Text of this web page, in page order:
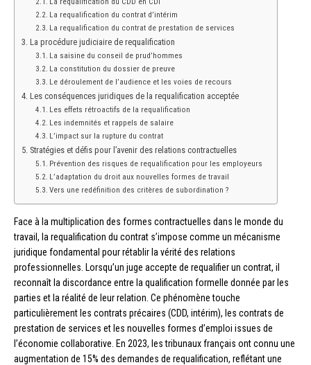
La requalification du contrat d’intérim
La requalification du contrat de prestation de services
La procédure judiciaire de requalification
La saisine du conseil de prud’hommes
La constitution du dossier de preuve
Le déroulement de l’audience et les voies de recours
Les conséquences juridiques de la requalification acceptée
Les effets rétroactifs de la requalification
Les indemnités et rappels de salaire
L’impact sur la rupture du contrat
Stratégies et défis pour l’avenir des relations contractuelles
Prévention des risques de requalification pour les employeurs
L’adaptation du droit aux nouvelles formes de travail
Vers une redéfinition des critères de subordination ?
Face à la multiplication des formes contractuelles dans le monde du
travail, la requalification du contrat s’impose comme un mécanisme
juridique fondamental pour rétablir la vérité des relations
professionnelles. Lorsqu’un juge accepte de requalifier un contrat, il
reconnaît la discordance entre la qualification formelle donnée par les
parties et la réalité de leur relation. Ce phénomène touche
particulièrement les contrats précaires (CDD, intérim), les contrats de
prestation de services et les nouvelles formes d’emploi issues de
l’économie collaborative. En 2023, les tribunaux français ont connu une
augmentation de 15% des demandes de requalification, reflétant une